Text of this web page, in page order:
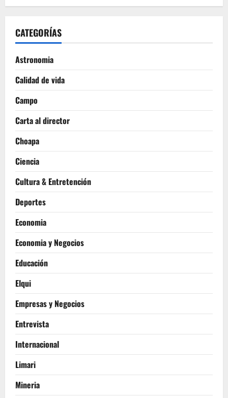
CATEGORÍAS
Astronomia
Calidad de vida
Campo
Carta al director
Choapa
Ciencia
Cultura & Entretención
Deportes
Economia
Economia y Negocios
Educación
Elqui
Empresas y Negocios
Entrevista
Internacional
Limari
Mineria